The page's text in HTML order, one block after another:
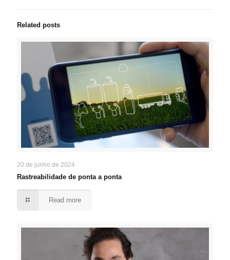
Related posts
20 de junho de 2024
Rastreabilidade de ponta a ponta
Read more